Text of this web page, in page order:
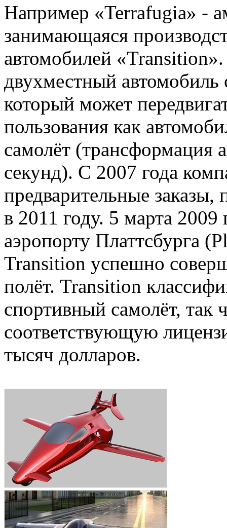
Например «Terrafugia» -
занимающаяся
автомобилей
двухместный
который может
пользования как
самолёт (трансформация
секунд). С 2007 года
предварительные
в 2011 году. 5 марта
аэропорту Платтсбурга
Transition успешно
полёт. Transition
спортивный самолёт, так
соответствующую
тысяч долларов.